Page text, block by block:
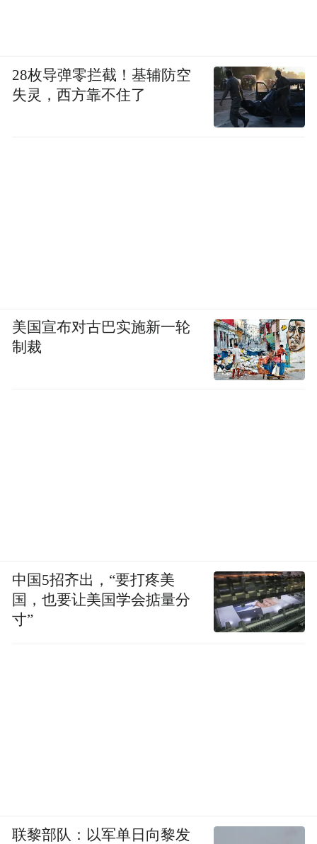
28枚导弹零拦截！基辅防空
失灵，西方靠不住了
美国宣布对古巴实施新一轮
制裁
中国5招齐出，“要打疼美
国，也要让美国学会掂量分
寸”
联黎部队：以军单日向黎发